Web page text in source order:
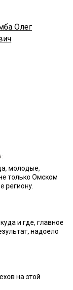
Олег
молодые,
только Омском
региону.
и где, главное
надоело
на этой